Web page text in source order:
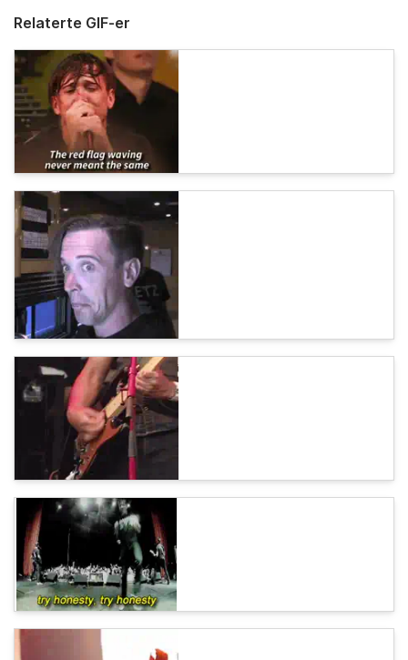
Relaterte GIF-er